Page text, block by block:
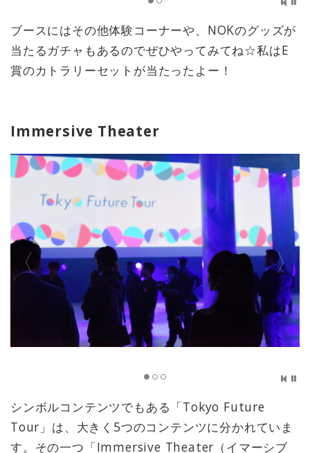
ブースにはその他体験コーナーや、NOKのグッズが
当たるガチャもあるのでぜひやってみてね☆私はE
賞のカトラリーセットが当たったよー！
Immersive Theater
シンボルコンテンツでもある「Tokyo Future
Tour」は、大きく5つのコンテンツに分かれていま
す。その一つ「Immersive Theater（イマーシブ